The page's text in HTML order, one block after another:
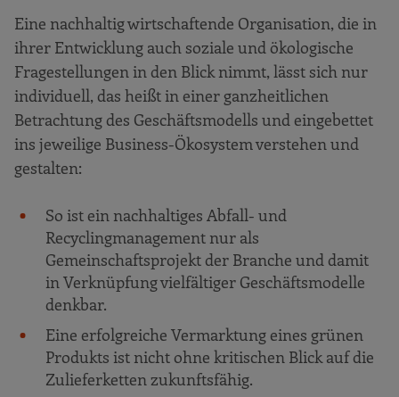
Eine nachhaltig wirtschaftende Organisation, die in
ihrer Entwicklung auch soziale und ökologische
Fragestellungen in den Blick nimmt, lässt sich nur
individuell, das heißt in einer ganzheitlichen
Betrachtung des Geschäftsmodells und eingebettet
ins jeweilige Business-Ökosystem verstehen und
gestalten:
So ist ein nachhaltiges Abfall- und
Recyclingmanagement nur als
Gemeinschaftsprojekt der Branche und damit
in Verknüpfung vielfältiger Geschäftsmodelle
denkbar.
Eine erfolgreiche Vermarktung eines grünen
Produkts ist nicht ohne kritischen Blick auf die
Zulieferketten zukunftsfähig.